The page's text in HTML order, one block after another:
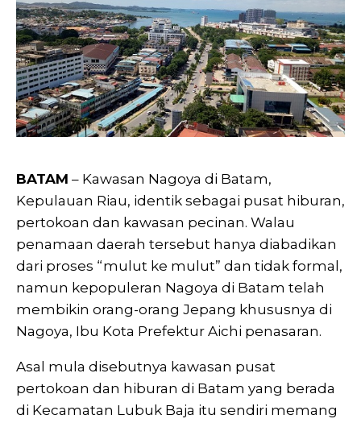
BATAM – Kawasan Nagoya di Batam,
Kepulauan Riau, identik sebagai pusat hiburan,
pertokoan dan kawasan pecinan. Walau
penamaan daerah tersebut hanya diabadikan
dari proses “mulut ke mulut” dan tidak formal,
namun kepopuleran Nagoya di Batam telah
membikin orang-orang Jepang khususnya di
Nagoya, Ibu Kota Prefektur Aichi penasaran.
Asal mula disebutnya kawasan pusat
pertokoan dan hiburan di Batam yang berada
di Kecamatan Lubuk Baja itu sendiri memang